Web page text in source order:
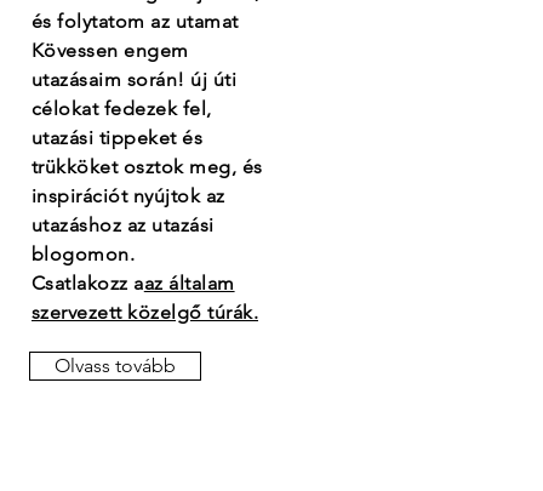
és folytatom az utamat
Kövessen engem
utazásaim során! új úti
célokat fedezek fel,
utazási tippeket és
trükköket osztok meg, és
inspirációt nyújtok az
utazáshoz az utazási
blogomon.
Csatlakozz aaz általam
szervezett közelgő túrák.
Olvass tovább